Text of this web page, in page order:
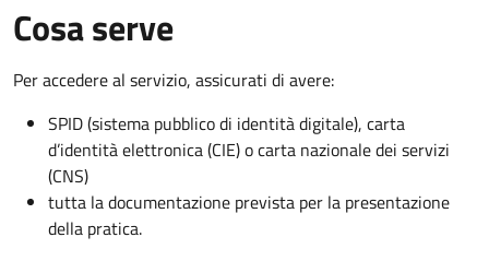
Cosa serve
Per accedere al servizio, assicurati di avere:
SPID (sistema pubblico di identità digitale), carta
d’identità elettronica (CIE) o carta nazionale dei servizi
(CNS)
tutta la documentazione prevista per la presentazione
della pratica.